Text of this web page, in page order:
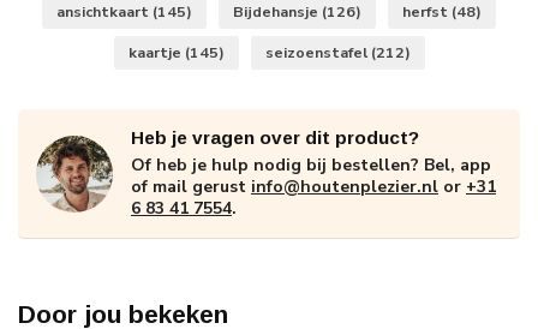
ansichtkaart (145) Bijdehansje (126) herfst (48)
kaartje (145) seizoenstafel (212)
Heb je vragen over dit product?
Of heb je hulp nodig bij bestellen? Bel, app
of mail gerust info@houtenplezier.nl or +31
6 83 41 7554.
Door jou bekeken